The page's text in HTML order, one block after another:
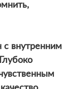
с внутренним